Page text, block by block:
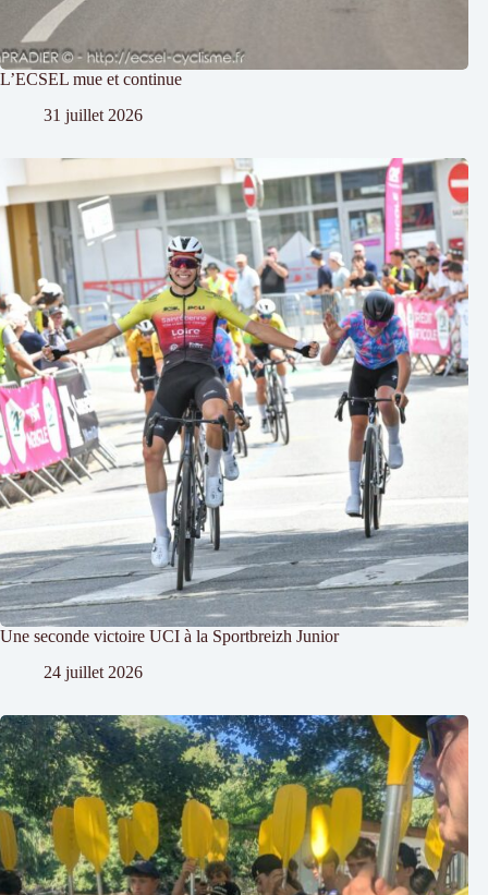
L’ECSEL mue et continue
31 juillet 2026
Une seconde victoire UCI à la Sportbreizh Junior
24 juillet 2026